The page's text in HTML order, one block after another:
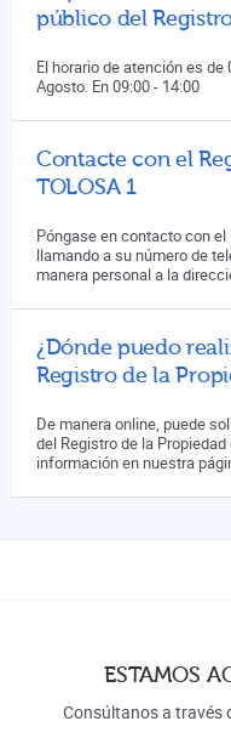
público del
El horario de atención es de
Agosto. En 09:00 - 14:00
Contacte con el
TOLOSA 1
Póngase en contacto con el
llamando a su número de
manera personal a la
¿Dónde puedo
Registro de la
De manera online, puede
del Registro de la
información en nuestra
ESTAMOS
Consúltanos a través